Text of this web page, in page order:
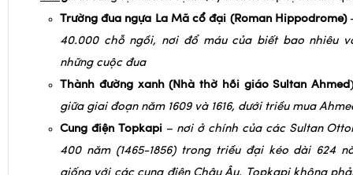
Trường đua ngựa La Mã cổ đại (Roman Hippodrome)
40.000 chỗ ngồi, nơi đổ máu của biết bao nhiêu
những cuộc đua
Thành đường xanh (Nhà thờ hồi giáo Sultan Ahmed
giữa giai đoạn năm 1609 và 1616, dưới triều mua
Cung điện Topkapi– nơi ở chính của các Sultan
400 năm (1465-1856) trong triều đại kéo dài 624